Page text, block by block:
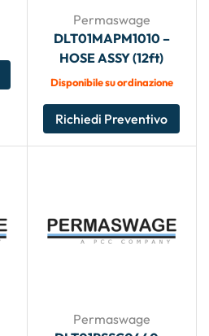
Permaswage
DLT01MAPM1010 –
HOSE ASSY (12ft)
Disponibile su ordinazione
Richiedi Preventivo
Permaswage